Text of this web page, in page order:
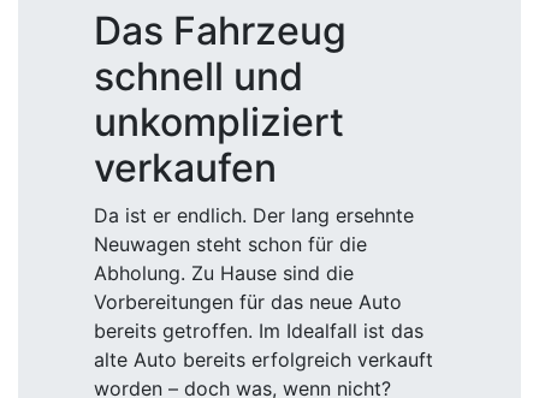
Das Fahrzeug
schnell und
unkompliziert
verkaufen
Da ist er endlich. Der lang ersehnte
Neuwagen steht schon für die
Abholung. Zu Hause sind die
Vorbereitungen für das neue Auto
bereits getroffen. Im Idealfall ist das
alte Auto bereits erfolgreich verkauft
worden – doch was, wenn nicht?